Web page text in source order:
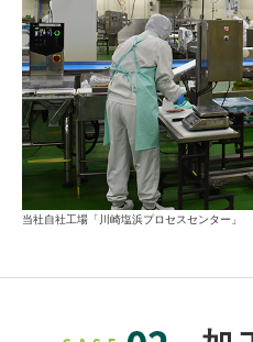
当社自社工場「川崎塩浜プロセスセンター」